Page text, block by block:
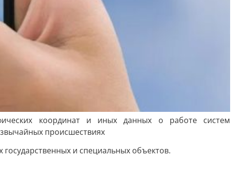
координат и иных данных о работе систем
происшествиях
и специальных объектов.